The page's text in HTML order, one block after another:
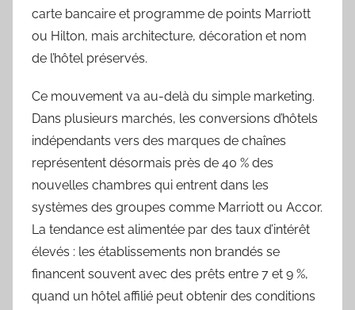
carte bancaire et programme de points Marriott
ou Hilton, mais architecture, décoration et nom
de l’hôtel préservés.
Ce mouvement va au-delà du simple marketing.
Dans plusieurs marchés, les conversions d’hôtels
indépendants vers des marques de chaînes
représentent désormais près de 40 % des
nouvelles chambres qui entrent dans les
systèmes des groupes comme Marriott ou Accor.
La tendance est alimentée par des taux d’intérêt
élevés : les établissements non brandés se
financent souvent avec des prêts entre 7 et 9 %,
quand un hôtel affilié peut obtenir des conditions